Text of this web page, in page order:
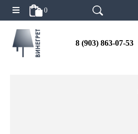
0
8 (903) 863-07-53